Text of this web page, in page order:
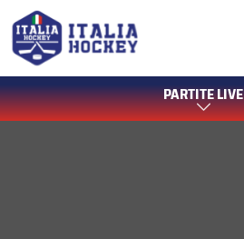
PARTITE LIVE